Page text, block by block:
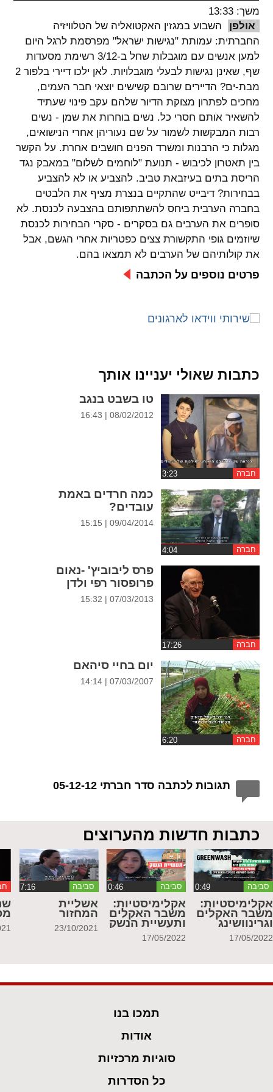
spellcheck
ניגודיות צבעים
brightness_high
ניגודיות בהירה
brightness_low
ניגודיות כהה
קישורים
format_underlined
font_download
סימון קישורים
cached
איפוס
ההגדרות
flag
משך: 13:33
אולפן
השבוע במגזין האקטואליה של הטלוויזיה
החברתית: עמותת "נגישות ישראל" מפרסמת לרגל היום
למען אנשים עם מוגבלות שחל ב-3/12 רשימת מסעדות
שף, שאינן נגישות לבעלי מוגבלויות. לאן ילכו דיירי בלפור 2
מבת-ים? הדיירים שרובם קשישים יוצאי חבר העמים,
מחכים לפתרון מצוקת הדיור שלהם עקב פינוי שעתיד
להשאיר אותם חסרי כל. נשים בוחרות את שמן - נשים
רבות המבקשות לשמור על שם נעוריהן אחרי הנישואים,
מגלות כי הרבנות ומשרד הפנים חושבים אחרת. על הקשר
בין תאטרון לכיבוש - תנועת "לוחמים לשלום" במאבק נגד
הריסת בתים בעיזבאת טביב. להצביע או לא להצביע
בבחירות? דיבייט שהתקיים בנצרת מציף את הלבטים
בחברה הערבית ביחס להשתתפותם בהצבעה לכנסת. לא
סופרים את הערבים גם בסקרים - סקרי הבחירות לכנסת
שיוזמים גופי התקשורת צצים כפטריות אחרי הגשם, אבל
את קולותיהם של הערבים לא תמצאו בהם.
פרטים נוספים על הכתבה
כתבות שאולי יעניינו אותך
חברה
טו בשבט בנגב
08/02/2012 | 16:43
חברה
כמה חרדים באמת
עובדים?
09/04/2014 | 15:15
חברה
פרס ליבוביץ' -נאום
פרופסור רפי ולדן
07/03/2013 | 15:32
חברה
יום בחיי סיהאם
07/03/2007 | 14:14
תגובות לכתבה סדר חברתי 05-12-12
כתבות חדשות מהערוצים
סביבה
אקלימיסטיות:
משבר האקלים
וגרינוושינג
17/05/2022
סביבה ‏0:46
אקלימיסטיות:
משבר האקלים
ותעשיית הנשק
17/05/2022
סביבה
אשליית
המחזור
23/10/2021
תמכו בנו
אודות
סוגיות מרכזיות
כל הסדרות